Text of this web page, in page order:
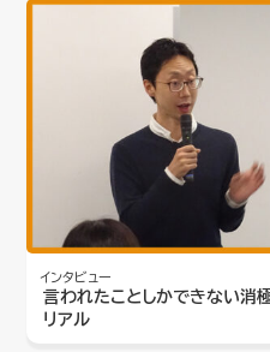
インタビュー
言われたことしかできない消
リアル